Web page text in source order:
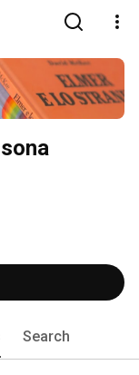
Search